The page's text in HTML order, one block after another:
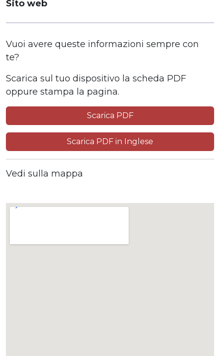
Sito web
Vuoi avere queste informazioni sempre con
te?
Scarica sul tuo dispositivo la scheda PDF
oppure stampa la pagina.
Scarica PDF
Scarica PDF in Inglese
Vedi sulla mappa